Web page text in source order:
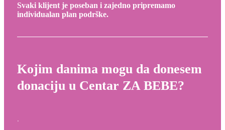
Svaki klijent je poseban i zajedno pripremamo
individualan plan podrške.
Kojim danima mogu da donesem
donaciju u Centar ZA BEBE?